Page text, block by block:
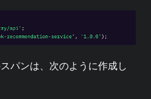
パンは、次のように作成し